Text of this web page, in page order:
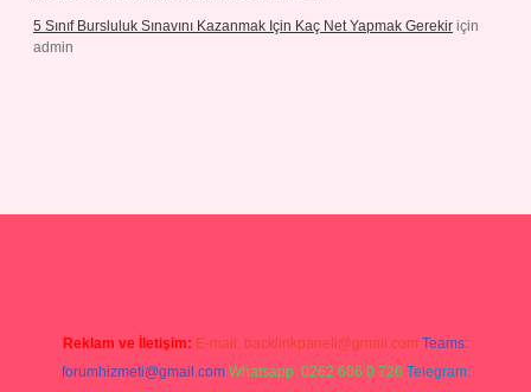
5 Sınıf Bursluluk Sınavını Kazanmak Için Kaç Net Yapmak Gerekir için
admin
Reklam ve İletişim: E-mail: backlinkpaneli@gmail.com Teams:
forumhizmeti@gmail.com Whatsapp: 0262 606 0 726 Telegram: